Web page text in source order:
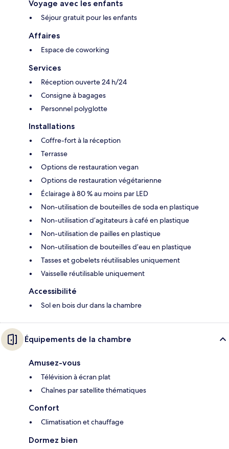
Voyage avec les enfants
Séjour gratuit pour les enfants
Affaires
Espace de coworking
Services
Réception ouverte 24 h/24
Consigne à bagages
Personnel polyglotte
Installations
Coffre-fort à la réception
Terrasse
Options de restauration vegan
Options de restauration végétarienne
Éclairage à 80 % au moins par LED
Non-utilisation de bouteilles de soda en plastique
Non-utilisation d’agitateurs à café en plastique
Non-utilisation de pailles en plastique
Non-utilisation de bouteilles d’eau en plastique
Tasses et gobelets réutilisables uniquement
Vaisselle réutilisable uniquement
Accessibilité
Sol en bois dur dans la chambre
Équipements de la chambre
Amusez-vous
Télévision à écran plat
Chaînes par satellite thématiques
Confort
Climatisation et chauffage
Dormez bien